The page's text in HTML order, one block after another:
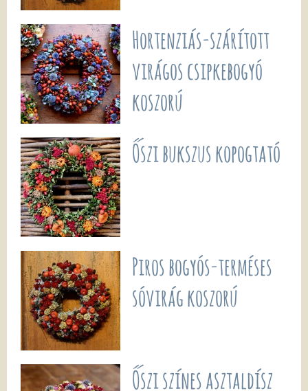
Hortenziás-szárított
virágos csipkebogyó
koszorú
Őszi bukszus kopogtató
Piros bogyós-terméses
sóvirág koszorú
Őszi színes asztaldísz